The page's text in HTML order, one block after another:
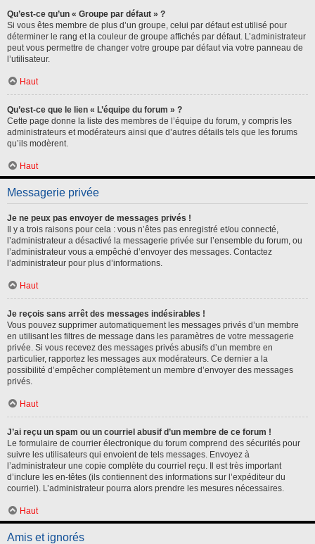
Qu’est-ce qu’un « Groupe par défaut » ?
Si vous êtes membre de plus d’un groupe, celui par défaut est utilisé pour
déterminer le rang et la couleur de groupe affichés par défaut. L’administrateur
peut vous permettre de changer votre groupe par défaut via votre panneau de
l’utilisateur.
Haut
Qu’est-ce que le lien « L’équipe du forum » ?
Cette page donne la liste des membres de l’équipe du forum, y compris les
administrateurs et modérateurs ainsi que d’autres détails tels que les forums
qu’ils modèrent.
Haut
Messagerie privée
Je ne peux pas envoyer de messages privés !
Il y a trois raisons pour cela : vous n’êtes pas enregistré et/ou connecté,
l’administrateur a désactivé la messagerie privée sur l’ensemble du forum, ou
l’administrateur vous a empêché d’envoyer des messages. Contactez
l’administrateur pour plus d’informations.
Haut
Je reçois sans arrêt des messages indésirables !
Vous pouvez supprimer automatiquement les messages privés d’un membre
en utilisant les filtres de message dans les paramètres de votre messagerie
privée. Si vous recevez des messages privés abusifs d’un membre en
particulier, rapportez les messages aux modérateurs. Ce dernier a la
possibilité d’empêcher complètement un membre d’envoyer des messages
privés.
Haut
J’ai reçu un spam ou un courriel abusif d’un membre de ce forum !
Le formulaire de courrier électronique du forum comprend des sécurités pour
suivre les utilisateurs qui envoient de tels messages. Envoyez à
l’administrateur une copie complète du courriel reçu. Il est très important
d’inclure les en-têtes (ils contiennent des informations sur l’expéditeur du
courriel). L’administrateur pourra alors prendre les mesures nécessaires.
Haut
Amis et ignorés